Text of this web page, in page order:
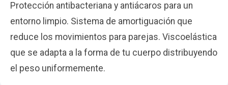
Protección antibacteriana y antiácaros para un
entorno limpio. Sistema de amortiguación que
reduce los movimientos para parejas. Viscoelástica
que se adapta a la forma de tu cuerpo distribuyendo
el peso uniformemente.